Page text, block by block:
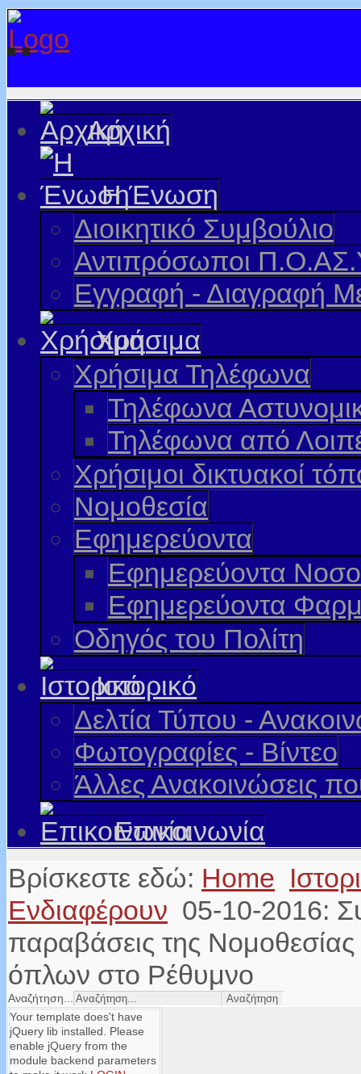
Αρχική
Η Ένωση
Διοικητικό Συμβούλιο
Αντιπρόσωποι
Εγγραφή - Διαγραφή
Χρήσιμα
Χρήσιμα Τηλέφωνα
Τηλέφωνα
Τηλέφωνα από
Χρήσιμοι δικτυακοί
Νομοθεσία
Εφημερεύοντα
Εφημερεύοντα
Εφημερεύοντα
Οδηγός του Πολίτη
Ιστορικό
Δελτία Τύπου -
Φωτογραφίες - Βίντεο
Άλλες Ανακοινώσεις
Επικοινωνία
Βρίσκεστε εδώ: Home
Ενδιαφέρουν 05-10-2016:
παραβάσεις της
όπλων στο Ρέθυμνο
Αναζήτηση...
Your template does't have
jQuery lib installed. Please
enable jQuery from the
module backend parameters